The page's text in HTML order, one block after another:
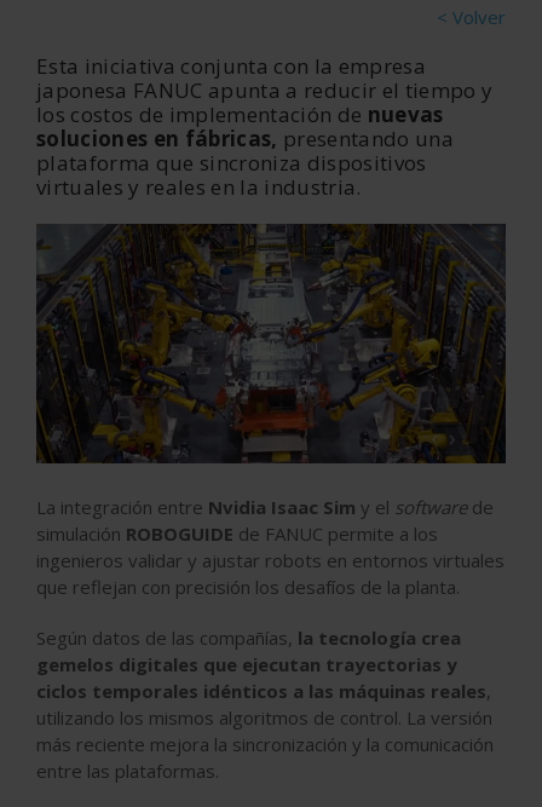
< Volver
Esta iniciativa conjunta con la empresa
japonesa FANUC apunta a reducir el tiempo y
los costos de implementación de nuevas
soluciones en fábricas, presentando una
plataforma que sincroniza dispositivos
virtuales y reales en la industria.
‹ ›
La integración entre Nvidia Isaac Sim y el softwarede
simulación ROBOGUIDE de FANUC permite a los
ingenieros validar y ajustar robots en entornos virtuales
que reflejan con precisión los desafíos de la planta.
Según datos de las compañías, la tecnología crea
gemelos digitales que ejecutan trayectorias y
ciclos temporales idénticos a las máquinas reales,
utilizando los mismos algoritmos de control. La versión
más reciente mejora la sincronización y la comunicación
entre las plataformas.